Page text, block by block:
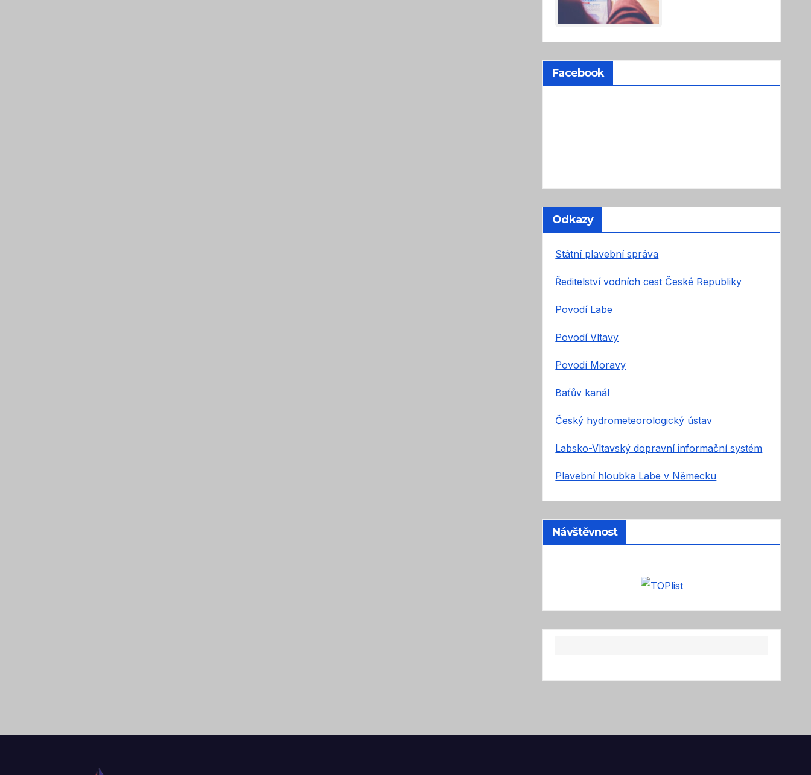
Facebook
Odkazy
Státní plavební správa
Ředitelství vodních cest České Republiky
Povodí Labe
Povodí Vltavy
Povodí Moravy
Baťův kanál
Český hydrometeorologický ústav
Labsko-Vltavský dopravní informační systém
Plavební hloubka Labe v Německu
Návštěvnost